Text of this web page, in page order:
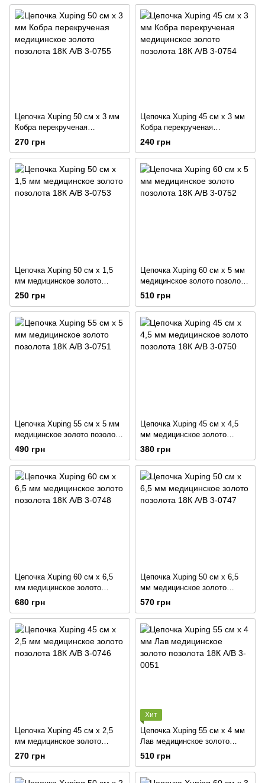
Цепочка Xuping 50 см х 3 мм
Кобра перекрученая
медицинское золото позолота
18К А/В 3-0755
270 грн
Цепочка Xuping 45 см х 3 мм
Кобра перекрученая
медицинское золото позолота
18К А/В 3-0754
240 грн
Цепочка Xuping 50 см х 1,5
мм медицинское золото
позолота 18К А/В 3-0753
250 грн
Цепочка Xuping 60 см х 5 мм
медицинское золото позолота
18К А/В 3-0752
510 грн
Цепочка Xuping 55 см х 5 мм
медицинское золото позолота
18К А/В 3-0751
490 грн
Цепочка Xuping 45 см х 4,5
мм медицинское золото
позолота 18К А/В 3-0750
380 грн
Цепочка Xuping 60 см х 6,5
мм медицинское золото
позолота 18К А/В 3-0748
680 грн
Цепочка Xuping 50 см х 6,5
мм медицинское золото
позолота 18К А/В 3-0747
570 грн
Цепочка Xuping 45 см х 2,5
мм медицинское золото
позолота 18К А/В 3-0746
270 грн
Хит
Цепочка Xuping 55 см х 4 мм
Лав медицинское золото
позолота 18К А/В 3-0051
510 грн